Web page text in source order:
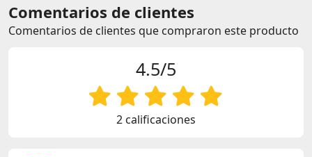
Comentarios de clientes
Comentarios de clientes que compraron este producto
4.5/5
2 calificaciones